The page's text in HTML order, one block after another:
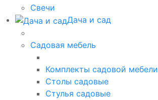
Свечи
Дача и сад
Садовая мебель
Комплекты садовой мебели
Столы садовые
Стулья садовые